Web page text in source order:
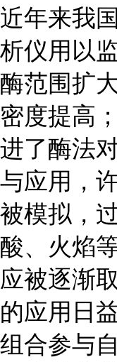
近年来我
析仪用以
酶范围扩
密度提高
进了酶法
与应用，
被模拟，
酸、火焰
应被逐渐
的应用日
组合参与